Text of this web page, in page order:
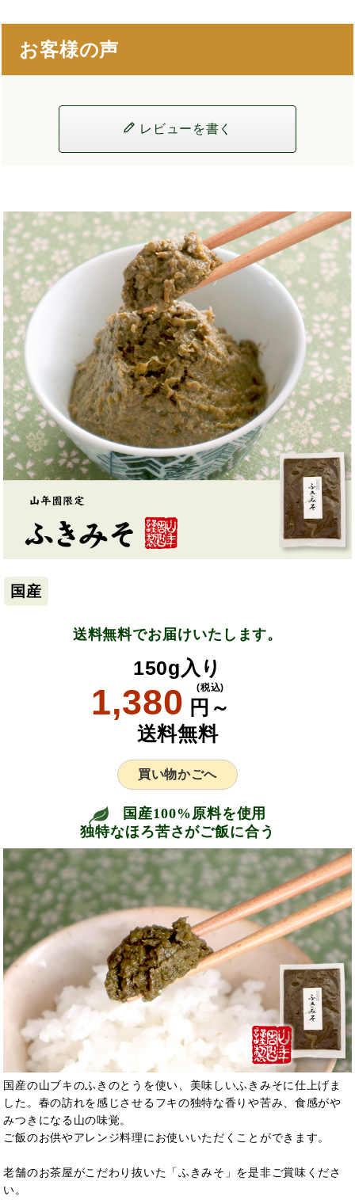
お客様の声
レビューを書く
国産
送料無料でお届けいたします。
150g入り
1,380 円～
(税込)
送料無料
買い物かごへ
国産100%原料を使用
独特なほろ苦さがご飯に合う
国産の山ブキのふきのとうを使い、美味しいふきみそに仕上げま
した。春の訪れを感じさせるフキの独特な香りや苦み、食感がや
みつきになる山の味覚。
ご飯のお供やアレンジ料理にお使いいただくことができます。
老舗のお茶屋がこだわり抜いた「ふきみそ」を是非ご賞味くださ
い。